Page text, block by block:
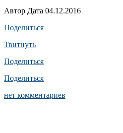
Автор Дата 04.12.2016
Поделиться
Твитнуть
Поделиться
Поделиться
нет комментариев